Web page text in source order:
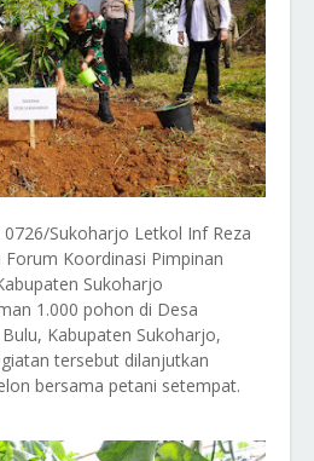
0726/Sukoharjo Letkol Inf Reza
Forum Koordinasi Pimpinan
Sukoharjo
1.000 pohon di Desa
Kabupaten Sukoharjo,
tersebut dilanjutkan
bersama petani setempat.